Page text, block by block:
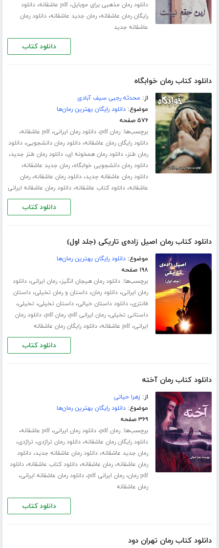
دانلود رمان مذهبی برای موبایل،pdf عاشقانه ،دانلود
رایگان رمان عاشقانه،رمان جدید عاشقانه،دانلود رمان
عاشقانه جدید
دانلود کتاب
دانلود کتاب رمان خوابگاه
از: محدثه رجبی سیف آبادی
موضوع:دانلود رایگان بهترین رمان‌ها
۵۷۶ صفحه
برچسب‌ها:رمان pdf ،دانلود رمان ایرانی،pdf عاشقانه ،
دانلود رایگان رمان عاشقانه،دانلود رمان دانشجویی،دانلود
رمان طنز،دانلود رمان همخونه ای،دانلود رمان طنز جدید،
دانلود رمان دانشجویی خوابگاه،رمان جدید عاشقانه،
دانلود رمان عاشقانه جدید،دانلود رمان عاشقانه،رمان
عاشقانه،دانلود کتاب عاشقانه،دانلود رمان عاشقانه ایرانی
دانلود کتاب
دانلود کتاب رمان اصیل زاده‌ی تاریکی (جلد اول)
موضوع:دانلود رایگان بهترین رمان‌ها
۱۹۸ صفحه
برچسب‌ها:دانلود رمان هیجان انگیز،رمان ایرانی،دانلود
رمان ایرانی،دانلود رمان،داستان و رمان تخیلی،داستان
فانتزی،دانلود داستان خیالی،داستان تخیلی، تخیلی،
داستانی تخیلی،رمان ایرانی pdf ،رمان pdf ،دانلود رمان
ایرانی،pdf عاشقانه ،دانلود رایگان رمان عاشقانه
دانلود کتاب
دانلود کتاب رمان آخته
از:زهرا حیاتی
موضوع:دانلود رایگان بهترین رمان‌ها
۳۶۹ صفحه
برچسب‌ها:رمان pdf ،دانلود رمان ایرانی،pdf عاشقانه ،
دانلود رایگان رمان عاشقانه،دانلود رمان تراژدی، تراژدی،
رمان جدید عاشقانه،دانلود رمان عاشقانه جدید،دانلود
رمان عاشقانه،رمان عاشقانه،دانلود کتاب عاشقانه،دانلود
pdf رمان
،رمان ایرانی pdf ،دانلود رمان عاشقانه ایرانی،
رمان عاشقانه
دانلود کتاب
دانلود کتاب رمان تهران دود